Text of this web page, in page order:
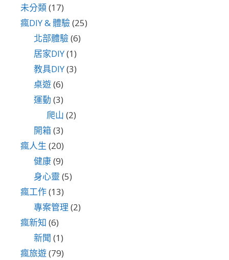
未分類(17)
瘋DIY & 體驗(25)
北部體驗(6)
居家DIY(1)
教具DIY(3)
桌遊(6)
運動 (3)
爬山 (2)
開箱(3)
瘋人生 (20)
健康(9)
身心靈 (5)
瘋工作(13)
專案管理 (2)
瘋新知 (6)
新聞 (1)
瘋旅遊(79)